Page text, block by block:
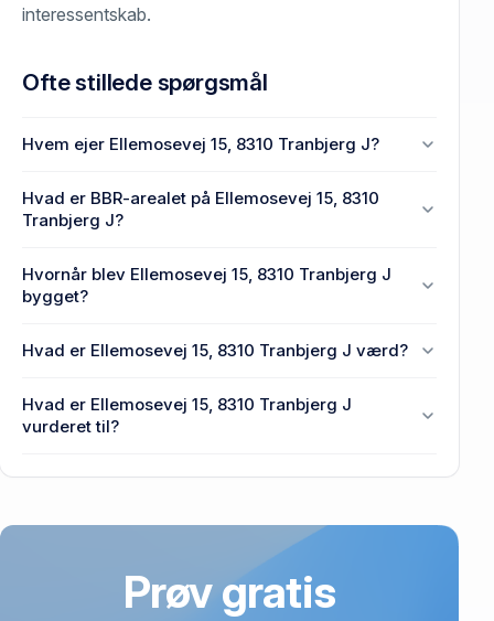
interessentskab.
Ofte stillede spørgsmål
Hvem ejer Ellemosevej 15, 8310 Tranbjerg J?
Tranbjerg J.
Hvad er BBR-arealet på Ellemosevej 15, 8310
Tranbjerg J?
8310 Tranbjerg J.
Hvornår blev Ellemosevej 15, 8310 Tranbjerg J
bygget?
Ellemosevej 15, 8310 Tranbjerg J.
Hvad er Ellemosevej 15, 8310 Tranbjerg J værd?
Tranbjerg J senest blev handlet i 2011.
Hvad er Ellemosevej 15, 8310 Tranbjerg J
vurderet til?
Prøv gratis